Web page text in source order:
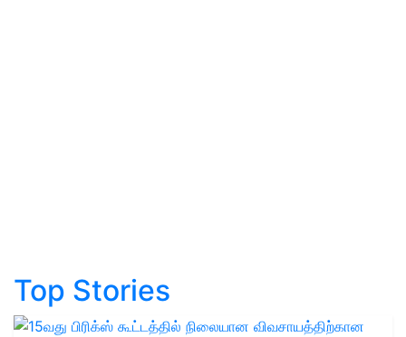
Top Stories